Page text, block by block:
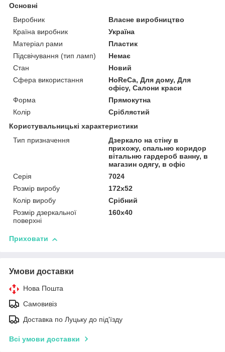
Основні
Виробник
Власне виробництво
Країна виробник
Україна
Матеріал рами
Пластик
Підсвічування (тип ламп)
Немає
Стан
Новий
Сфера використання
HoReCa, Для дому, Для
офісу, Салони краси
Форма
Прямокутна
Колір
Сріблястий
Користувальницькі характеристики
Тип призначення
Дзеркало на стіну в
прихожу, спальню коридор
вітальню гардероб ванну, в
магазин одягу, в офіс
Серія
7024
Розмір виробу
172х52
Колір виробу
Срібний
Розмір дзеркальної
поверхні
160х40
Приховати
Умови доставки
Нова Пошта
Самовивіз
Доставка по Луцьку до під'їзду
Всі умови доставки